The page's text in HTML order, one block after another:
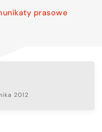
prasowe
2012